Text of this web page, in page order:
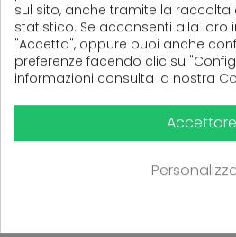
(0Recensioni)
Ancora nessuna recensione
sul sito, anche tramite la
statistico. Se acconsenti alla loro
"Accetta", oppure puoi anche
preferenze facendo clic su
informazioni consulta la nostra
Accettare